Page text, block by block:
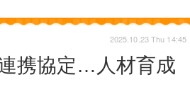
携協定…人材育成
2025.10.23 Thu 14:45